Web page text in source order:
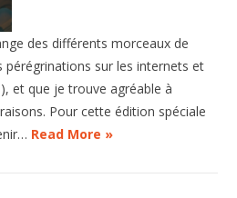
des différents morceaux de
pérégrinations sur les internets et
et que je trouve agréable à
Pour cette édition spéciale
Read More »